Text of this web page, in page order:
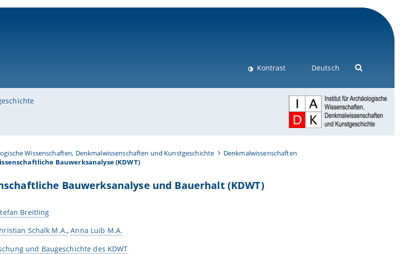
Kontrast Deutsch
Wissenschaften, Denkmalwissenschaften und Kunstgeschichte
Denkmalwissenschaften
Bauwerksanalyse (KDWT)
Bauwerksanalyse und Bauerhalt (KDWT)
Breitling
Schalk M.A.,Anna Luib M.A.
und Baugeschichte des KDWT